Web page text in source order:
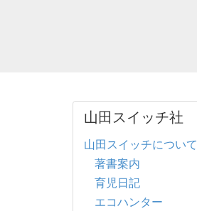
山田スイッチ社
山田スイッチについて
著書案内
育児日記
エコハンター